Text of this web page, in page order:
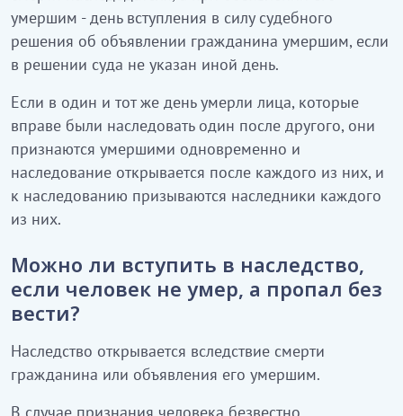
умершим - день вступления в силу судебного
решения об объявлении гражданина умершим, если
в решении суда не указан иной день.
Если в один и тот же день умерли лица, которые
вправе были наследовать один после другого, они
признаются умершими одновременно и
наследование открывается после каждого из них, и
к наследованию призываются наследники каждого
из них.
Можно ли вступить в наследство,
если человек не умер, а пропал без
вести?
Наследство открывается вследствие смерти
гражданина или объявления его умершим.